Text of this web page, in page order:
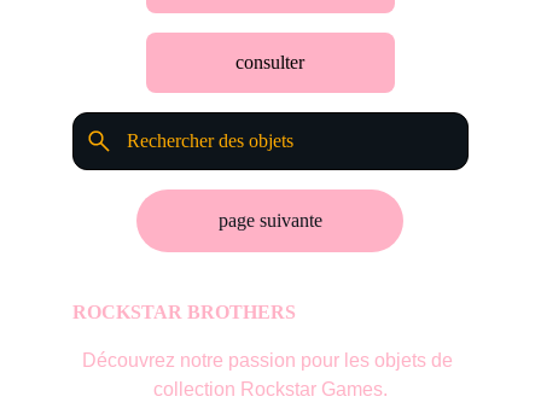
consulter
page suivante
ROCKSTAR BROTHERS
Découvrez notre passion pour les objets de
collection Rockstar Games.